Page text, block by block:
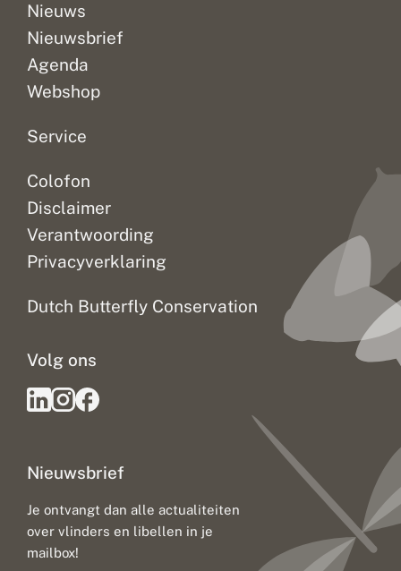
Nieuws
Nieuwsbrief
Agenda
Webshop
Service
Colofon
Disclaimer
Verantwoording
Privacyverklaring
Dutch Butterfly Conservation
Nieuwsbrief
Je ontvangt dan alle actualiteiten
over vlinders en libellen in je
mailbox!
Volg ons